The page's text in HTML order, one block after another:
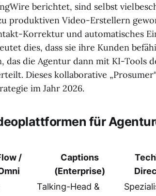
berichtet, sind selbst
produktiven Video-Erstellern
Korrektur und automatisches
dies, dass sie ihre Kunden
das die Agentur dann mit KI-Tools
Dieses kollaborative
im Jahr 2026.
für
/
Captions
(Enterprise)
Talking-Head &